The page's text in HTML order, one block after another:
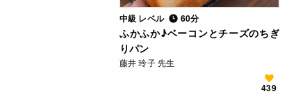
中級 レベル 60分
ふかふか♪ベーコンとチーズのちぎ
りパン
藤井 玲子 先生
439